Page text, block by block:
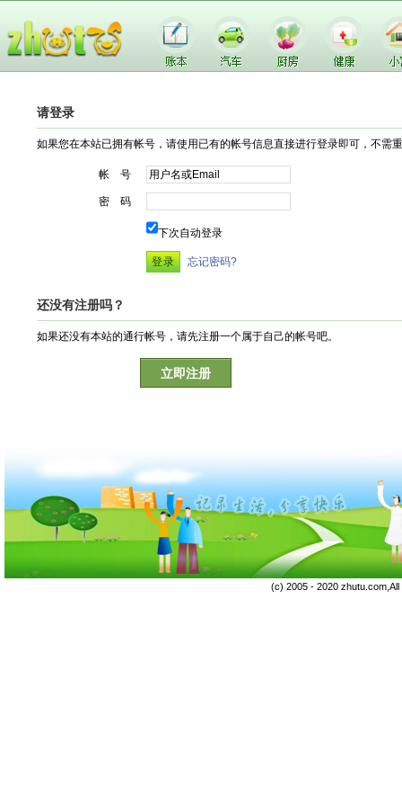
请登录
如果您在本站已拥有帐号，请使用已有的帐号信息直接进行登录即可，不需
帐 号
密 码
下次自动登录
忘记密码?
还没有注册吗？
如果还没有本站的通行帐号，请先注册一个属于自己的帐号吧。
立即注册
(c) 2005 - 2020